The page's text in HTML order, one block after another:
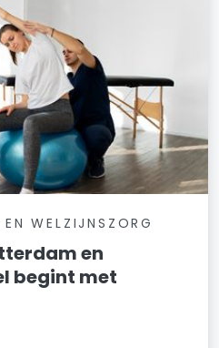
WELZIJNSZORG
en
begint met